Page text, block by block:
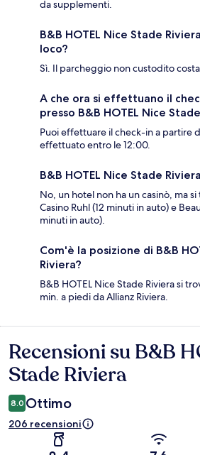
da supplementi.
B&B HOTEL Nice Stade
loco?
Sì. Il parcheggio non custodito costa
A che ora si effettuano il
presso B&B HOTEL Nice
Puoi effettuare il check-in a partire
effettuato entro le 12:00.
B&B HOTEL Nice Stade
No, un hotel non ha un casinò, ma
Casino Ruhl (12 minuti in auto) e
minuti in auto).
Com'è la posizione di B&B
Riviera?
B&B HOTEL Nice Stade Riviera si
min. a piedi da Allianz Riviera.
Recensioni
Recensioni su B&B
Stade Riviera
8.0 Ottimo
206 recensioni